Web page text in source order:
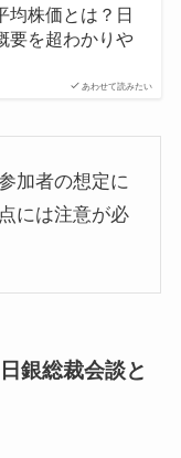
あわせて読みたい
均株価とは？日
要を超わかりや
加者の想定に
には注意が必
銀総裁会談と